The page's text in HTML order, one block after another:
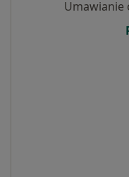
Umawianie